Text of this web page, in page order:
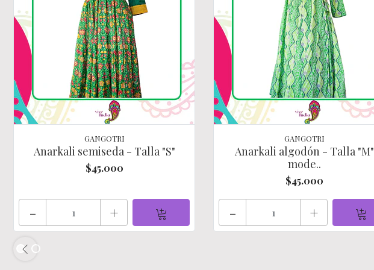
GANGOTRI
Anarkali semiseda - Talla "S"
$45.000
- +
GANGOTRI
Anarkali algodón - Talla "M"
mode..
$45.000
- +